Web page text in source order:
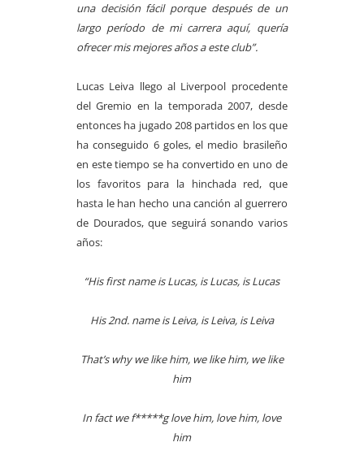
una decisión fácil porque después de un
largo período de mi carrera aquí, quería
ofrecer mis mejores años a este club”.
Lucas Leiva llego al Liverpool procedente
del Gremio en la temporada 2007, desde
entonces ha jugado 208 partidos en los que
ha conseguido 6 goles, el medio brasileño
en este tiempo se ha convertido en uno de
los favoritos para la hinchada red, que
hasta le han hecho una canción al guerrero
de Dourados, que seguirá sonando varios
años:
“His first name is Lucas, is Lucas, is Lucas
His 2nd. name is Leiva, is Leiva, is Leiva
That’s why we like him, we like him, we like
him
In fact we f*****g love him, love him, love
him